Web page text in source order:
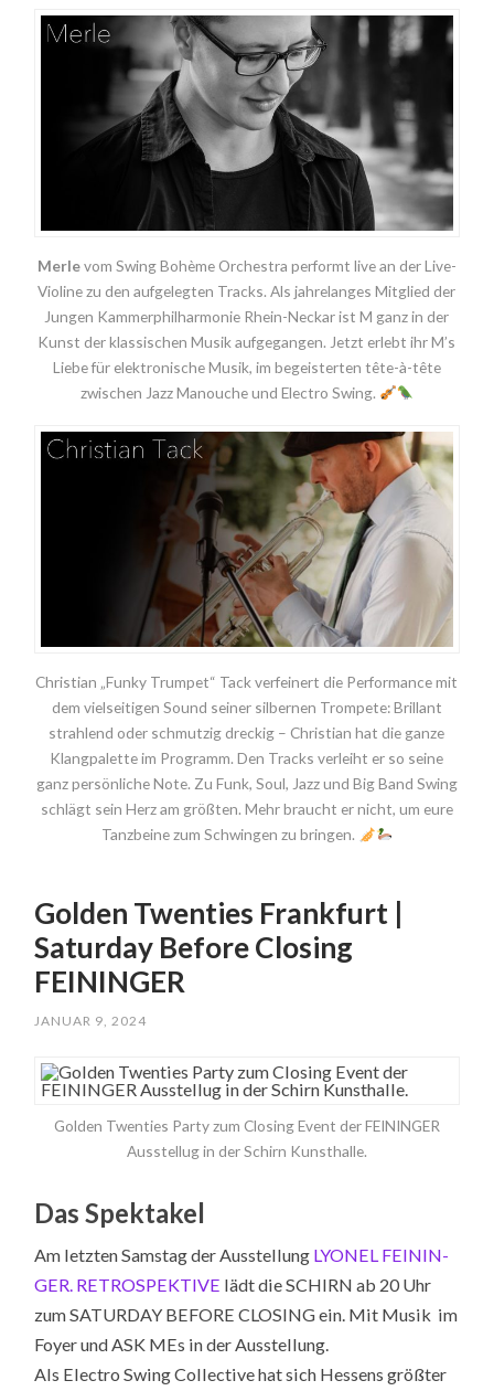
Merlevom Swing Bohème Orchestra performt live an der Live-
Violine zu den aufgelegten Tracks. Als jahrelanges Mitglied der
Jungen Kammerphilharmonie Rhein-Neckar ist M ganz in der
Kunst der klassischen Musik aufgegangen. Jetzt erlebt ihr M’s
Liebe für elektronische Musik, im begeisterten tête-à-tête
zwischen Jazz Manouche und Electro Swing.
Christian „Funky Trumpet“ Tack verfeinert die Performance mit
dem vielseitigen Sound seiner silbernen Trompete: Brillant
strahlend oder schmutzig dreckig – Christian hat die ganze
Klangpalette im Programm. Den Tracks verleiht er so seine
ganz persönliche Note. Zu Funk, Soul, Jazz und Big Band Swing
schlägt sein Herz am größten. Mehr braucht er nicht, um eure
Tanzbeine zum Schwingen zu bringen.
Golden Twenties Frankfurt |
Saturday Before Closing
FEININGER
JANUAR 9, 2024
Golden Twenties Party zum Closing Event der FEININGER
Ausstellug in der Schirn Kunsthalle.
Das Spektakel
Am letz­ten Sams­tag der Ausstel­lung LYONEL FEININ­
GER. RETRO­SPEK­TIVE lädt die SCHIRN ab 20 Uhr
zum SATUR­DAY BEFORE CLOSING ein. Mit Musik im
Foyer und ASK MEs in der Ausstel­lung.
Als Electro Swing Collective hat sich Hessens größter